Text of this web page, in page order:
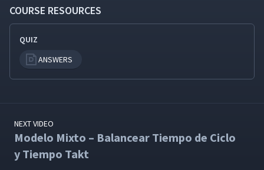
COURSE RESOURCES
QUIZ
ANSWERS
NEXT VIDEO
Modelo Mixto – Balancear Tiempo de Ciclo
y Tiempo Takt